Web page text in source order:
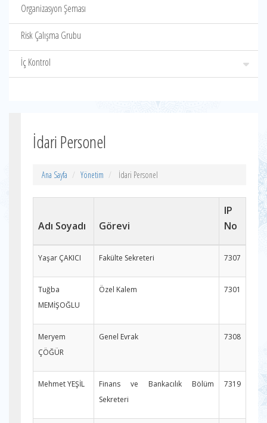
Organizasyon Şeması
Risk Çalışma Grubu
İç Kontrol
İdari Personel
Ana Sayfa Yönetim İdari Personel
Adı Soyadı Görevi
IP
No
Yaşar ÇAKICI Fakülte Sekreteri 7307
Tuğba
MEMİŞOĞLU
Özel Kalem 7301
Meryem
ÇÖĞÜR
Genel Evrak 7308
Mehmet YEŞİL
Finans ve Bankacılık Bölüm
Sekreteri
7319